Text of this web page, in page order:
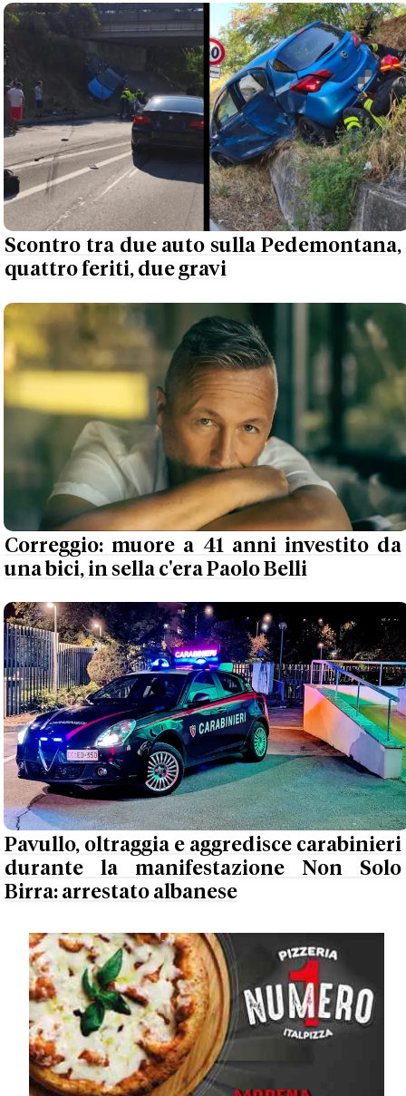
Scontro tra due auto sulla Pedemontana,
quattro feriti, due gravi
Correggio: muore a 41 anni investito da
una bici, in sella c'era Paolo Belli
Pavullo, oltraggia e aggredisce carabinieri
durante la manifestazione Non Solo
Birra: arrestato albanese